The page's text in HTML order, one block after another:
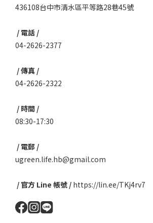
436108台中市清水區平等路28巷45號
/ 電話 /
04-2626-2377
/ 傳真 /
04-2626-2322
/ 時間 /
08:30-17:30
/ 電郵 /
ugreen.life.hb@gmail.com
/ 官方 Line 帳號 / https://lin.ee/TKj4rv7